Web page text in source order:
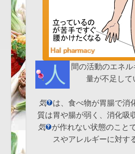
人間の活動のエネ
量が不足して
気 は、食べ物が胃腸で消
質は胃や腸が弱く、消化吸
気
が作れない状態のこと
スやアレルギーに対す